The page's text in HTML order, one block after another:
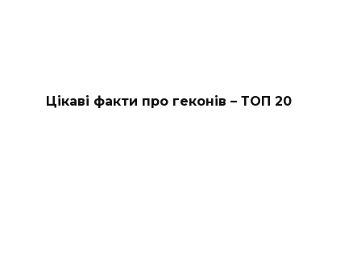
Цікаві факти про геконів – ТОП 20